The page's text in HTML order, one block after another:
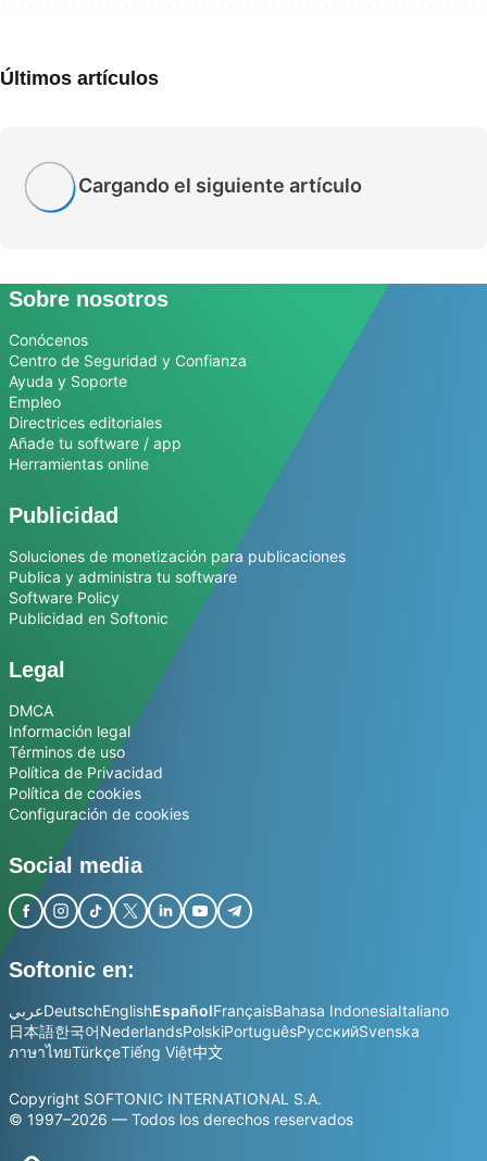
Últimos artículos
Cargando el siguiente artículo
Sobre nosotros
Conócenos
Centro de Seguridad y Confianza
Ayuda y Soporte
Empleo
Directrices editoriales
Añade tu software / app
Herramientas online
Publicidad
Soluciones de monetización para publicaciones
Publica y administra tu software
Software Policy
Publicidad en Softonic
Legal
DMCA
Información legal
Términos de uso
Política de Privacidad
Política de cookies
Configuración de cookies
Social media
Softonic en:
عربيDeutschEnglishEspañolFrançaisBahasa IndonesiaItaliano
日本語한국어NederlandsPolskiPortuguêsРусскийSvenska
ภาษาไทยTürkçeTiếng Việt中文
Copyright SOFTONIC INTERNATIONAL S.A.
© 1997–2026 — Todos los derechos reservados